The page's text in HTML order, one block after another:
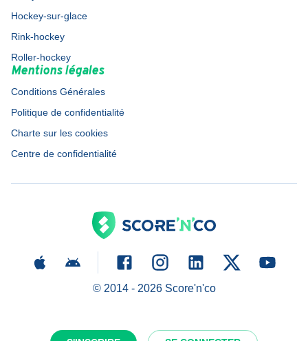
Hockey-sur-glace
Rink-hockey
Roller-hockey
Mentions légales
Conditions Générales
Politique de confidentialité
Charte sur les cookies
Centre de confidentialité
© 2014 - 2026Score'n'co